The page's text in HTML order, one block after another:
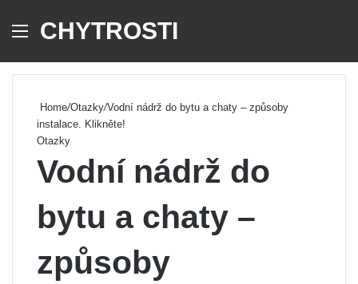
Menu
CHYTROSTI
Home/Otazky/Vodní nádrž do bytu a chaty – způsoby
instalace. Klikněte!
Otazky
Vodní nádrž do
bytu a chaty –
způsoby